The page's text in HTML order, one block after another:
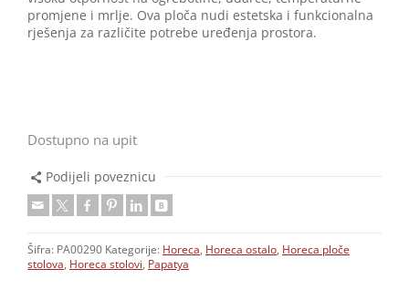
promjene i mrlje. Ova ploča nudi estetska i funkcionalna
rješenja za različite potrebe uređenja prostora.
Dostupno na upit
Podijeli poveznicu
Šifra: PA00290 Kategorije: Horeca Horeca ostalo Horeca ploče
stolova Horeca stolovi Papatya